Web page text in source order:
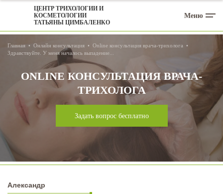
ЦЕНТР ТРИХОЛОГИИ И
КОСМЕТОЛОГИИ
ТАТЬЯНЫ ЦИМБАЛЕНКО
Меню
Главная Онлайн консультация
Online консультация врача-трихолога
Здравствуйте. У меня началось выпадение...
ONLINE КОНСУЛЬТАЦИЯ ВРАЧА-
ТРИХОЛОГА
Задать вопрос бесплатно
Александр